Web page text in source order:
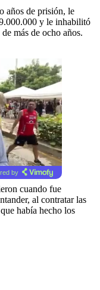
años de prisión, le
y le inhabilitó
más de ocho años.
by
cuando fue
al contratar las
había hecho los